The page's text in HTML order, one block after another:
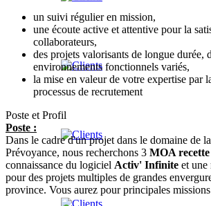
un suivi régulier en mission,
une écoute active et attentive pour la
collaborateurs,
des projets valorisants de longue durée,
environnements fonctionnels variés,
la mise en valeur de votre expertise par
processus de recrutement
Poste et Profil
Poste :
Dans le cadre d'un projet dans le domaine de
Prévoyance, nous recherchons 3 MOA recette
connaissance du logiciel Activ' Infinite et une
pour des projets multiples de grandes
province. Vous aurez pour principales